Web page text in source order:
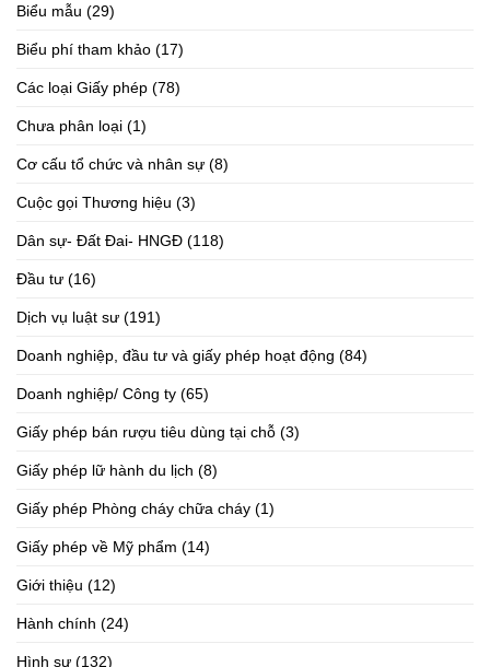
Biểu mẫu (29)
Biểu phí tham khảo (17)
Các loại Giấy phép (78)
Chưa phân loại (1)
Cơ cấu tổ chức và nhân sự (8)
Cuộc gọi Thương hiệu (3)
Dân sự- Đất Đai- HNGĐ (118)
Đầu tư (16)
Dịch vụ luật sư (191)
Doanh nghiệp, đầu tư và giấy phép hoạt động (84)
Doanh nghiệp/ Công ty (65)
Giấy phép bán rượu tiêu dùng tại chỗ (3)
Giấy phép lữ hành du lịch (8)
Giấy phép Phòng cháy chữa cháy (1)
Giấy phép về Mỹ phẩm (14)
Giới thiệu (12)
Hành chính (24)
Hình sự (132)